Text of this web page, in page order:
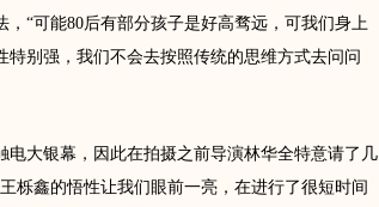
“可能80后有部分孩子是好高骛远，可我们身上
特别强，我们不会去按照传统的思维方式去问问
大银幕，因此在拍摄之前导演林华全特意请了几
栎鑫的悟性让我们眼前一亮，在进行了很短时间